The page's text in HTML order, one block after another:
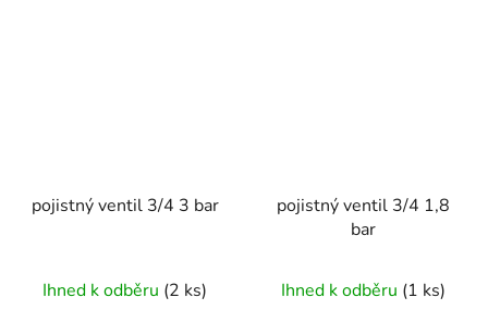
pojistný ventil 3/4 3 bar
Ihned k odběru (2 ks)
pojistný ventil 3/4 1,8
bar
Ihned k odběru (1 ks)